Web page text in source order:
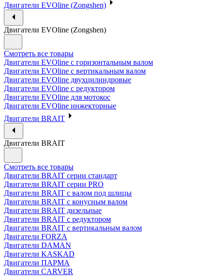
Двигатели EVOline (Zongshen)
Двигатели EVOline (Zongshen)
Смотреть все товары
Двигатели EVOline с горизонтальным валом
Двигатели EVOline с вертикальным валом
Двигатели EVOline двухцилиндровые
Двигатели EVOline с редуктором
Двигатели EVOline для мотокос
Двигатели EVOline инжекторные
Двигатели BRAIT
Двигатели BRAIT
Смотреть все товары
Двигатели BRAIT серии стандарт
Двигатели BRAIT серии PRO
Двигатели BRAIT с валом под шлицы
Двигатели BRAIT с конусным валом
Двигатели BRAIT дизельные
Двигатели BRAIT с редуктором
Двигатели BRAIT с вертикальным валом
Двигатели FORZA
Двигатели DAMAN
Двигатели KASKAD
Двигатели ПАРМА
Двигатели CARVER